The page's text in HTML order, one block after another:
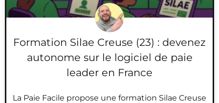
Formation Silae Creuse (23) : devenez
autonome sur le logiciel de paie
leader en France
La Paie Facile propose une formation Silae Creuse